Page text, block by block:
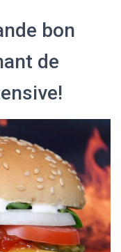
bon
de